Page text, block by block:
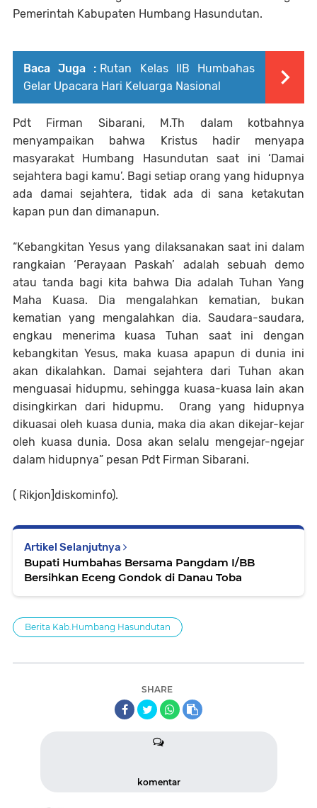
Pemerintah Kabupaten Humbang Hasundutan.
Baca Juga : Rutan Kelas IIB Humbahas
Gelar Upacara Hari Keluarga Nasional
Pdt Firman Sibarani, M.Th dalam kotbahnya
menyampaikan bahwa Kristus hadir menyapa
masyarakat Humbang Hasundutan saat ini ‘Damai
sejahtera bagi kamu’. Bagi setiap orang yang hidupnya
ada damai sejahtera, tidak ada di sana ketakutan
kapan pun dan dimanapun.
“Kebangkitan Yesus yang dilaksanakan saat ini dalam
rangkaian ‘Perayaan Paskah’ adalah sebuah demo
atau tanda bagi kita bahwa Dia adalah Tuhan Yang
Maha Kuasa. Dia mengalahkan kematian, bukan
kematian yang mengalahkan dia. Saudara-saudara,
engkau menerima kuasa Tuhan saat ini dengan
kebangkitan Yesus, maka kuasa apapun di dunia ini
akan dikalahkan. Damai sejahtera dari Tuhan akan
menguasai hidupmu, sehingga kuasa-kuasa lain akan
disingkirkan dari hidupmu. Orang yang hidupnya
dikuasai oleh kuasa dunia, maka dia akan dikejar-kejar
oleh kuasa dunia. Dosa akan selalu mengejar-ngejar
dalam hidupnya” pesan Pdt Firman Sibarani.
( Rikjon]diskominfo).
Artikel Selanjutnya
Bupati Humbahas Bersama Pangdam I/BB
Bersihkan Eceng Gondok di Danau Toba
Berita Kab.Humbang Hasundutan
SHARE
komentar